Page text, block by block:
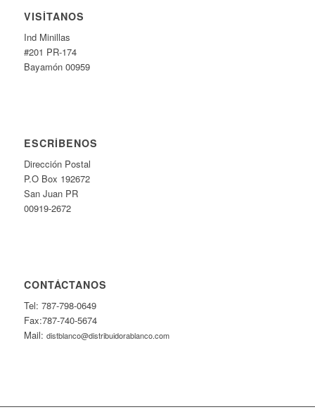
VISÍTANOS
Ind Minillas
#201 PR-174
Bayamón 00959
ESCRÍBENOS
Dirección Postal
P.O Box 192672
San Juan PR
00919-2672
CONTÁCTANOS
Tel: 787-798-0649
Fax:787-740-5674
Mail: distblanco@distribuidorablanco.com